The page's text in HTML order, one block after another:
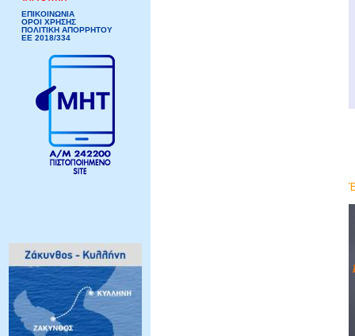
ΕΠΙΚΟΙΝΩΝΙΑ
ΟΡΟΙ ΧΡΗΣΗΣ
ΠΟΛΙΤΙΚΗ ΑΠΟΡΡΗΤΟΥ
ΕΕ 2018/334